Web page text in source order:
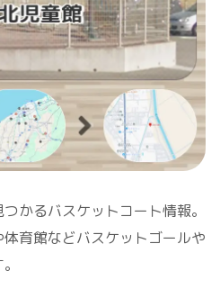
かるバスケットコート情報。
育館などバスケットゴールや